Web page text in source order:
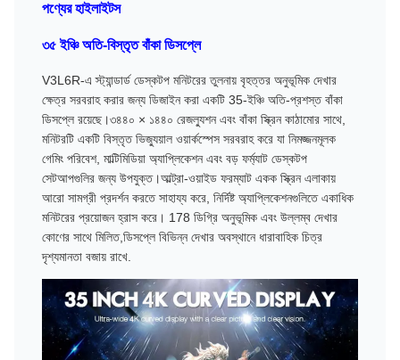
পণ্যের হাইলাইটস
৩৫ ইঞ্চি অতি-বিস্তৃত বাঁকা ডিসপ্লে
V3L6R-এ স্ট্যান্ডার্ড ডেস্কটপ মনিটরের তুলনায় বৃহত্তর অনুভূমিক দেখার
ক্ষেত্র সরবরাহ করার জন্য ডিজাইন করা একটি 35-ইঞ্চি অতি-প্রশস্ত বাঁকা
ডিসপ্লে রয়েছে।৩৪৪০ × ১৪৪০ রেজল্যুশন এবং বাঁকা স্ক্রিন কাঠামোর সাথে,
মনিটরটি একটি বিস্তৃত ভিজ্যুয়াল ওয়ার্কস্পেস সরবরাহ করে যা নিমজ্জনমূলক
গেমিং পরিবেশ, মাল্টিমিডিয়া অ্যাপ্লিকেশন এবং বড় ফর্ম্যাট ডেস্কটপ
সেটআপগুলির জন্য উপযুক্ত।আল্ট্রা-ওয়াইড ফরম্যাট একক স্ক্রিন এলাকায়
আরো সামগ্রী প্রদর্শন করতে সাহায্য করে, নির্দিষ্ট অ্যাপ্লিকেশনগুলিতে একাধিক
মনিটরের প্রয়োজন হ্রাস করে। 178 ডিগ্রি অনুভূমিক এবং উল্লম্ব দেখার
কোণের সাথে মিলিত,ডিসপ্লে বিভিন্ন দেখার অবস্থানে ধারাবাহিক চিত্র
দৃশ্যমানতা বজায় রাখে.